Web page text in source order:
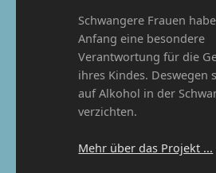
Schwangere Frauen
Anfang eine besondere
Verantwortung für die
ihres Kindes. Deswegen
auf Alkohol in der
verzichten.
Mehr über das Projekt ...